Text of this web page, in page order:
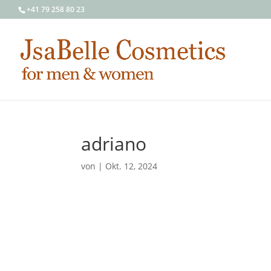
+41 79 258 80 23
adriano
von | Okt. 12, 2024